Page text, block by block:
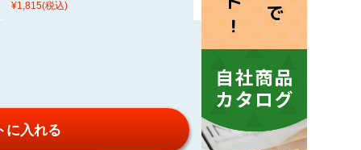
¥1,815(税込)
に入れる